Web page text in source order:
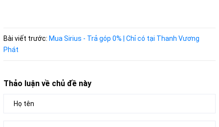
Bài viết trước: Mua Sirius - Trả góp 0% | Chỉ có tại Thanh Vương
Phát
Thảo luận về chủ đề này